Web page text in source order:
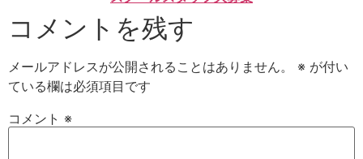
コメントを残す
メールアドレスが公開されることはありません。 ※ が付い
ている欄は必須項目です
コメント ※